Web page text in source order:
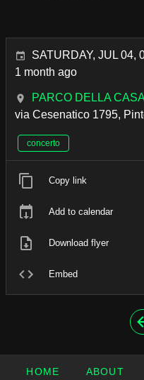
SATURDAY, JUL 04,
1 month ago
PARCO DELLA
via Cesenatico 1795,
concerto
Copy link
Add to calendar
Download flyer
Embed
HOME ABOUT